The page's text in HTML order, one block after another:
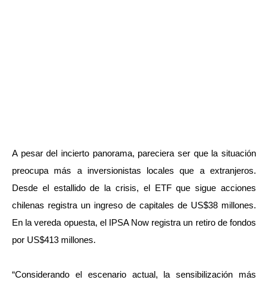
A pesar del incierto panorama, pareciera ser que la situación
preocupa más a inversionistas locales que a extranjeros.
Desde el estallido de la crisis, el ETF que sigue acciones
chilenas registra un ingreso de capitales de US$38 millones.
En la vereda opuesta, el IPSA Now registra un retiro de fondos
por US$413 millones.
“Considerando el escenario actual, la sensibilización más